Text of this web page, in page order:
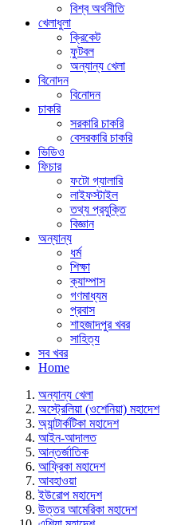
বিশ্ব অর্থনীতি
খেলাধুলা
ক্রিকেট
ফুটবল
অন্যান্য খেলা
বিনোদন
বিনোদন
চাকরি
সরকারি চাকরি
বেসরকারি চাকরি
ভিডিও
ফিচার
ফটো গ্যালারি
লাইফস্টাইল
তথ্য প্রযুক্তি
বিজ্ঞান
অন্যান্য
ধর্ম
শিক্ষা
ক্যাম্পাস
গণমাধ্যম
প্রবাস
শাহজাদপুর খবর
সাহিত্য
সব খবর
Home
অন্যান্য খেলা
অস্ট্রেলিয়া (ওশেনিয়া) মহাদেশ
অ্যান্টার্কটিকা মহাদেশ
আইন-আদালত
আন্তর্জাতিক
আফ্রিকা মহাদেশ
আবহাওয়া
ইউরোপ মহাদেশ
উত্তর আমেরিকা মহাদেশ